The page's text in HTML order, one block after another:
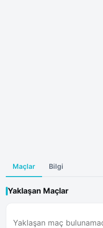
Maçlar Bilgi
Yaklaşan Maçlar
Yaklaşan maç